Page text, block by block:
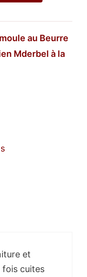
au Beurre
Mderbel à la
et
fois cuites